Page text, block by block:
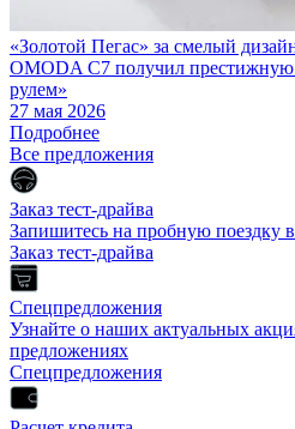
«Золотой Пегас» за смелый
OMODA C7 получил престижную
рулем»
27 мая 2026
Подробнее
Все предложения
Заказ тест-драйва
Запишитесь на пробную поездку
Заказ тест-драйва
Спецпредложения
Узнайте о наших актуальных
предложениях
Спецпредложения